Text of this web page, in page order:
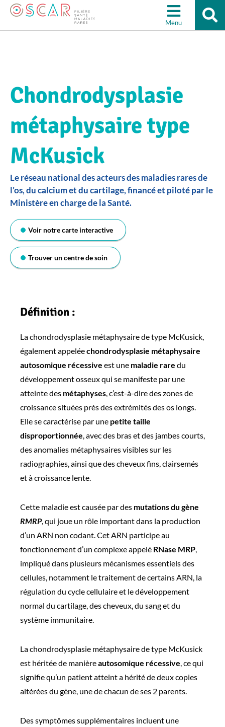
Aller à la recherche Menu
Chondrodysplasie
métaphysaire type
McKusick
Le réseau national des acteurs des maladies rares de
l’os, du calcium et du cartilage, financé et piloté par le
Ministère en charge de la Santé.
Voir notre carte interactive
Trouver un centre de soin
Définition :
La chondrodysplasie métaphysaire de type McKusick,
également appeléechondrodysplasie métaphysaire
autosomique récessive est une maladie rare du
développement osseux qui se manifeste par une
atteinte des métaphyses, c’est-à-dire des zones de
croissance situées près des extrémités des os longs.
Elle se caractérise par une petite taille
disproportionnée, avec des bras et des jambes courts,
des anomalies métaphysaires visibles sur les
radiographies, ainsi que des cheveux fins, clairsemés
et à croissance lente.
Cette maladie est causée par des mutations du gène
RMRP, qui joue un rôle important dans la production
d’un ARN non codant. Cet ARN participe au
fonctionnement d’un complexe appelé RNase MRP,
impliqué dans plusieurs mécanismes essentiels des
cellules, notamment le traitement de certains ARN, la
régulation du cycle cellulaire et le développement
normal du cartilage, des cheveux, du sang et du
système immunitaire.
La chondrodysplasie métaphysaire de type McKusick
est héritée de manièreautosomique récessive, ce qui
signifie qu’un patient atteint a hérité de deux copies
altérées du gène, une de chacun de ses 2 parents.
Des symptômes supplémentaires incluent une